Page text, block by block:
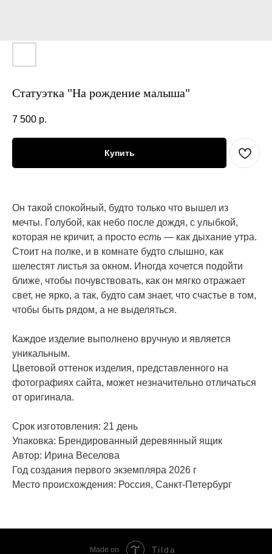
Статуэтка "На рождение малыша"
7 500 р.
Купить
Он такой спокойный, будто только что вышел из
мечты. Голубой, как небо после дождя, с улыбкой,
которая не кричит, а просто есть — как дыхание утра.
Стоит на полке, и в комнате будто слышно, как
шелестят листья за окном. Иногда хочется подойти
ближе, чтобы почувствовать, как он мягко отражает
свет, не ярко, а так, будто сам знает, что счастье в том,
чтобы быть рядом, а не выделяться.
Каждое изделие выполнено вручную и является
уникальным.
Цветовой оттенок изделия, представленного на
фотографиях сайта, может незначительно отличаться
от оригинала.
Срок изготовления: 21 день
Упаковка: Брендированный деревянный ящик
Автор: Ирина Веселова
Год создания первого экземпляра 2026 г
Место происхождения: Россия, Санкт-Петербург
Made on Tilda